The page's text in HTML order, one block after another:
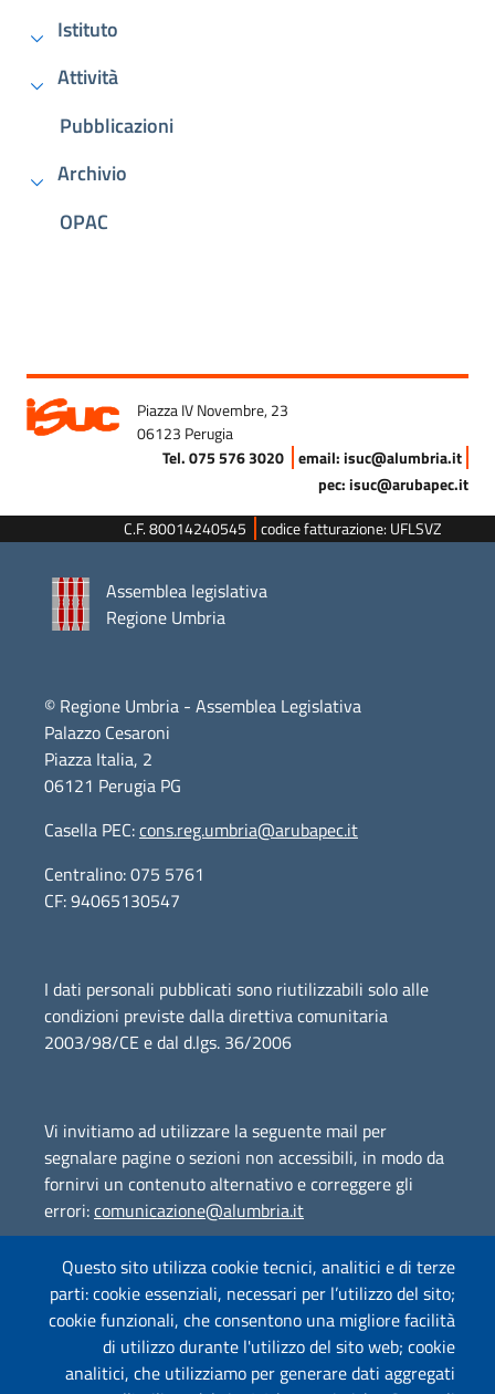
Istituto
Attività
Pubblicazioni
Archivio
OPAC
Piazza IV Novembre, 23
06123 Perugia
Tel. 075 576 3020
email: isuc@alumbria.it
pec: isuc@arubapec.it
C.F. 80014240545
codice fatturazione: UFLSVZ
Assemblea legislativa
Regione Umbria
© Regione Umbria - Assemblea Legislativa
Palazzo Cesaroni
Piazza Italia, 2
06121 Perugia PG
Casella PEC:cons.reg.umbria@arubapec.it
Centralino: 075 5761
CF: 94065130547
I dati personali pubblicati sono riutilizzabili solo alle
condizioni previste dalla direttiva comunitaria
2003/98/CE e dal d.lgs. 36/2006
Vi invitiamo ad utilizzare la seguente mail per
segnalare pagine o sezioni non accessibili, in modo da
fornirvi un contenuto alternativo e correggere gli
errori:comunicazione@alumbria.it
Amministrazione Trasparente
Segnalazione Illeciti(whistleblowing)
Albo on-line
Questo sito utilizza cookie tecnici, analitici e di terze
parti: cookie essenziali, necessari per l’utilizzo del sito;
cookie funzionali, che consentono una migliore facilità
di utilizzo durante l'utilizzo del sito web; cookie
analitici, che utilizziamo per generare dati aggregati